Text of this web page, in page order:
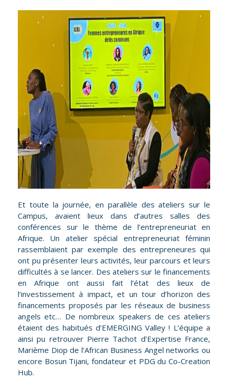
Et toute la journée, en parallèle des ateliers sur le
Campus, avaient lieux dans d’autres salles des
conférences sur le thème de l’entrepreneuriat en
Afrique. Un atelier spécial entrepreneuriat féminin
rassemblaient par exemple des entrepreneures qui
ont pu présenter leurs activités, leur parcours et leurs
difficultés à se lancer. Des ateliers sur le financements
en Afrique ont aussi fait l’état des lieux de
l’investissement à impact, et un tour d’horizon des
financements proposés par les réseaux de business
angels etc… De nombreux speakers de ces ateliers
étaient des habitués d’EMERGING Valley ! L’équipe a
ainsi pu retrouver Pierre Tachot d’Expertise France,
Marième Diop de l’African Business Angel networks ou
encore Bosun Tijani, fondateur et PDG du Co-Creation
Hub.